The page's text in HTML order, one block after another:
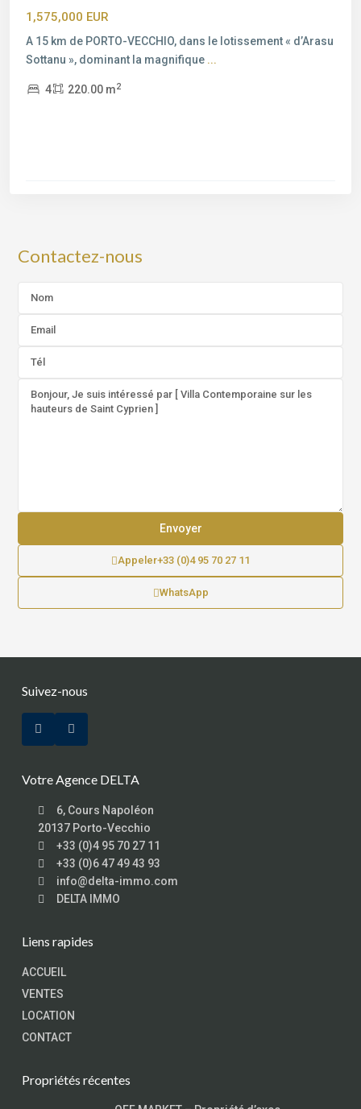
1,575,000 EUR
A 15 km de PORTO-VECCHIO, dans le lotissement « d’Arasu
Sottanu », dominant la magnifique ...
4 220.00 m2
Contactez-nous
Appeler+33 (0)4 95 70 27 11
WhatsApp
Suivez-nous
Votre Agence DELTA
6, Cours Napoléon
20137 Porto-Vecchio
+33 (0)4 95 70 27 11
+33 (0)6 47 49 43 93
info@delta-immo.com
DELTA IMMO
Liens rapides
ACCUEIL
VENTES
LOCATION
CONTACT
Propriétés récentes